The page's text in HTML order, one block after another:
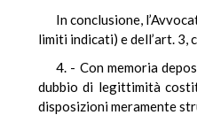
In conclusione,
limiti indicati) e dell’art. 3,
4. - Con memoria
dubbio di legittimità
disposizioni meramente